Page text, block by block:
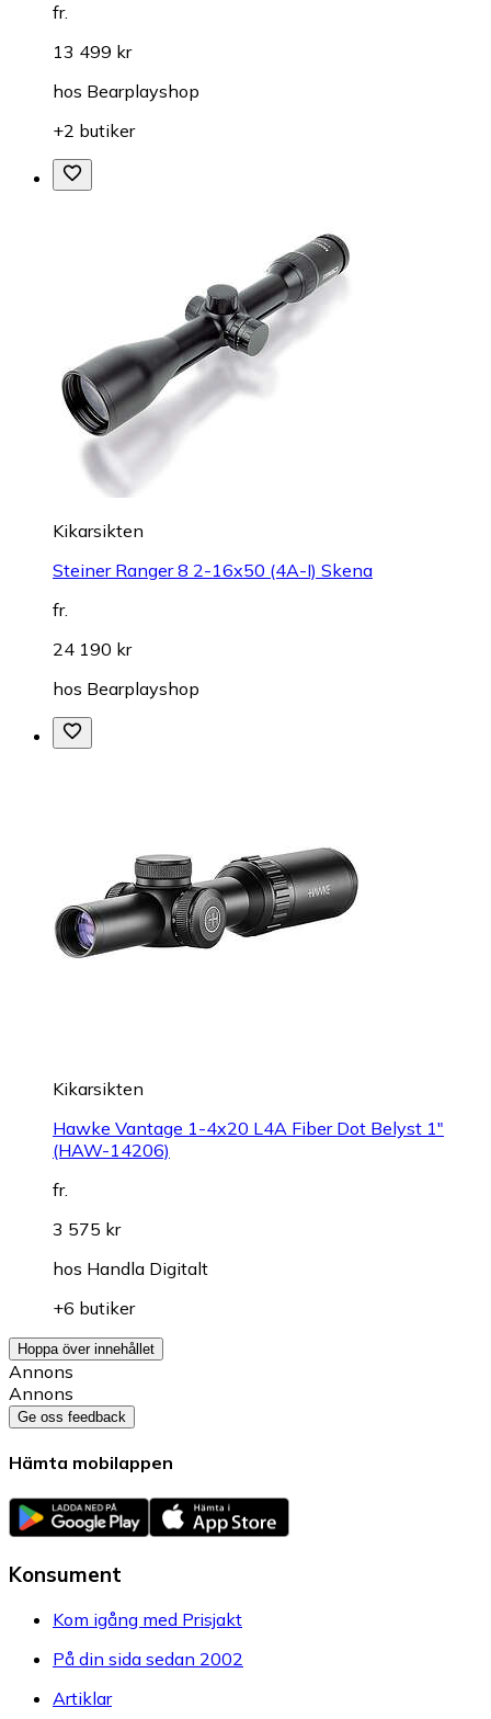
fr.
13 499 kr
hos Bearplayshop
+2 butiker
Kikarsikten
Steiner Ranger 8 2-16x50 (4A-I) Skena
fr.
24 190 kr
hos Bearplayshop
Kikarsikten
Hawke Vantage 1-4x20 L4A Fiber Dot Belyst 1"
(HAW-14206)
fr.
3 575 kr
hos Handla Digitalt
+6 butiker
Hoppa över innehållet
Annons
Annons
Ge oss feedback
Hämta mobilappen
Konsument
Kom igång med Prisjakt
På din sida sedan 2002
Artiklar